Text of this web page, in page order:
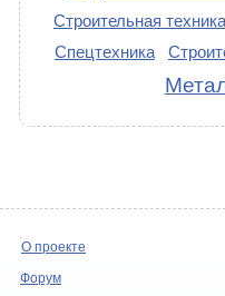
Строительная техника
Спецтехника
О проекте
Форум